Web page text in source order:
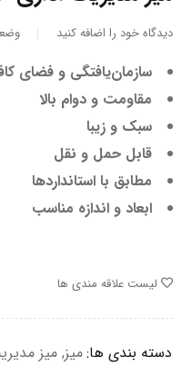
دیدگاه خود را اضافه کنید
سازمان‌یافتگی و فضای
مقاومت و دوام بالا
سبک و زیبا
قابل حمل و نقل
مطابق با استانداردها
ابعاد و اندازه مناسب
لیست علاقه مندی ها
دسته بندی ها:میز,میز